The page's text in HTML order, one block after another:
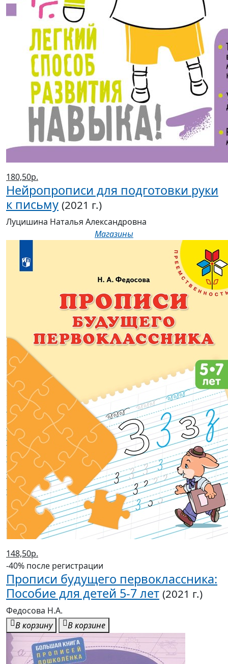
180,50р.
Нейропрописи для подготовки руки
к письму (2021 г.)
Луцишина Наталья Александровна
Магазины
148,50р.
-40% после регистрации
Прописи будущего первоклассника:
Пособие для детей 5-7 лет (2021 г.)
Федосова Н.А.
В корзину
В корзине